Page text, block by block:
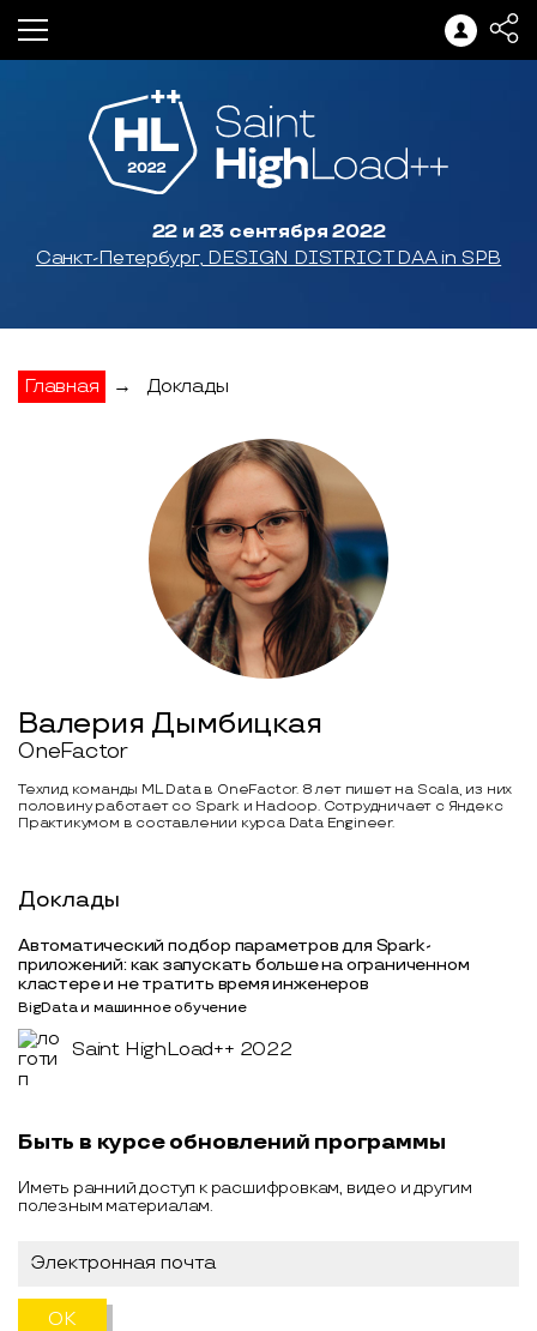
22 и 23 сентября 2022
Санкт-Петербург, DESIGN DISTRICT DAA in SPB
Главная → Доклады
Валерия Дымбицкая
OneFactor
Техлид команды ML Data в OneFactor. 8 лет пишет на Scala, из них
половину работает со Spark и Hadoop. Сотрудничает с Яндекс
Практикумом в составлении курса Data Engineer.
Доклады
Автоматический подбор параметров для Spark-
приложений: как запускать больше на ограниченном
кластере и не тратить время инженеров
BigData и машинное обучение
Saint HighLoad++ 2022
Быть в курсе обновлений программы
Иметь ранний доступ к расшифровкам, видео и другим
полезным материалам.